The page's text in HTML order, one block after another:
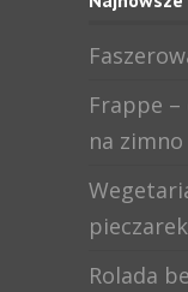
Frappe
na zimno
Rolada